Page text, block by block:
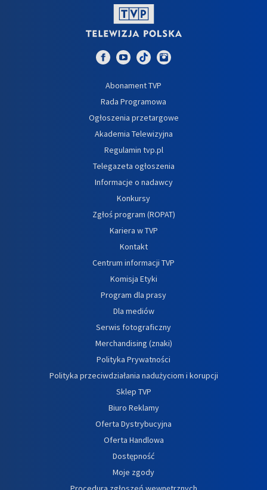
Abonament TVP
Rada Programowa
Ogłoszenia przetargowe
Akademia Telewizyjna
Regulamin tvp.pl
Telegazeta ogłoszenia
Informacje o nadawcy
Konkursy
Zgłoś program (ROPAT)
Kariera w TVP
Kontakt
Centrum informacji TVP
Komisja Etyki
Program dla prasy
Dla mediów
Serwis fotograficzny
Merchandising (znaki)
Polityka Prywatności
Polityka przeciwdziałania nadużyciom i korupcji
Sklep TVP
Biuro Reklamy
Oferta Dystrybucyjna
Oferta Handlowa
Dostępność
Moje zgody